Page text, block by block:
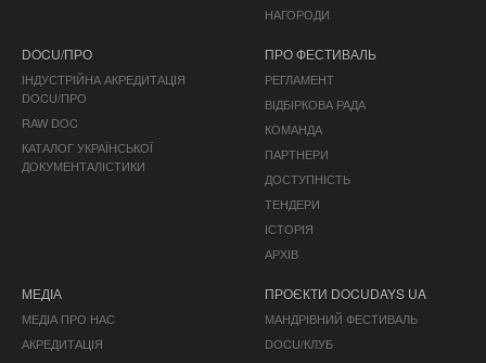
НАГОРОДИ
DOCU/ПРО
ІНДУСТРІЙНА АКРЕДИТАЦІЯ
DOCU/ПРО
RAW DOC
КАТАЛОГ УКРАЇНСЬКОЇ
ДОКУМЕНТАЛІСТИКИ
ПРО ФЕСТИВАЛЬ
РЕГЛАМЕНТ
ВІДБІРКОВА РАДА
КОМАНДА
ПАРТНЕРИ
ДОСТУПНІСТЬ
ТЕНДЕРИ
ІСТОРІЯ
АРХІВ
МЕДІА
МЕДІА ПРО НАС
АКРЕДИТАЦІЯ
ПРОЄКТИ DOCUDAYS UA
МАНДРІВНИЙ ФЕСТИВАЛЬ
DOCU/КЛУБ